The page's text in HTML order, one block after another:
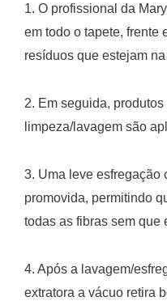
1. O profissional da
em todo o tapete, frente
resíduos que estejam
2. Em seguida,
limpeza/lavagem são
3. Uma leve esfregação
promovida, permitindo
todas as fibras sem que
4. Após a lavagem/
extratora a vácuo retira